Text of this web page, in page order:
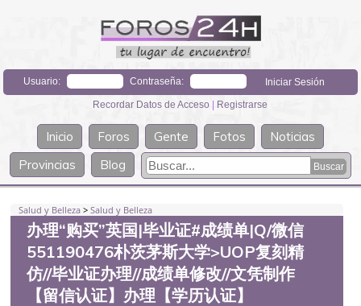
Usuario: Contraseña:
Recordar Datos de Acceso | Registrarse
Inicio Foros Gente Fotos
Noticias
Provincias
Blog
Salud y Belleza >Salud y Belleza
办理“购买”英国|毕业证#成绩单|Q/微信
551190476朴茨茅斯大学>UOP复刻精
仿//毕业证办理//成绩单修改//文凭制作
【留信认证】办理【学历认证】